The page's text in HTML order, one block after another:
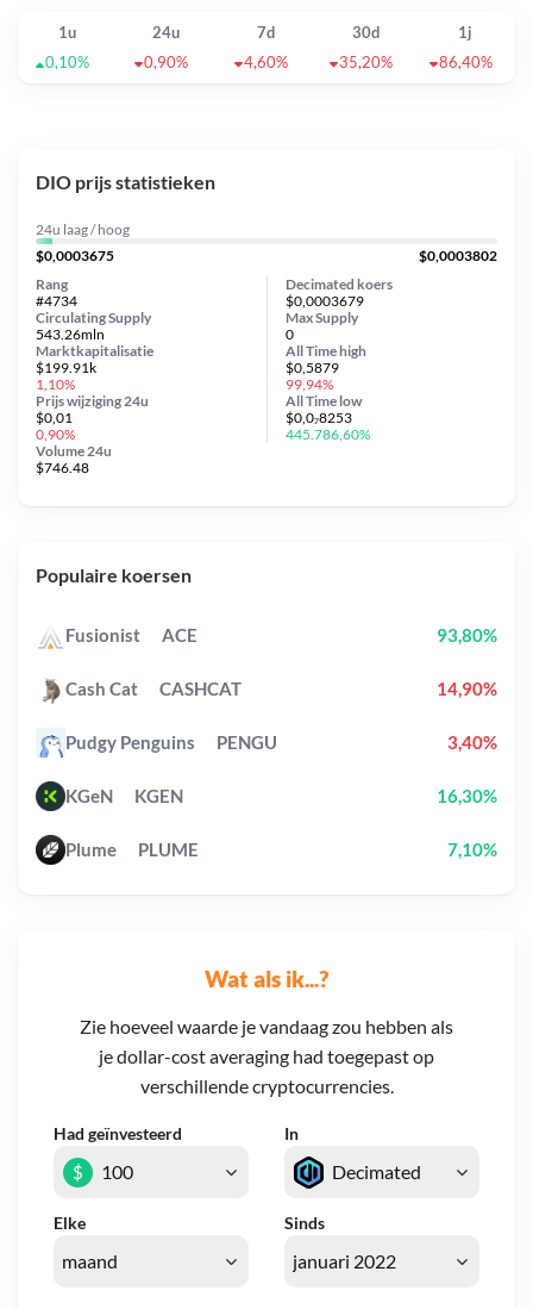
1u 24u 7d 30d
1j
0,10%
0,90% 4,60% 35,20% 86,40%
Wat als ik...?
Zie hoeveel waarde je vandaag zou hebben als
je dollar-cost averaging had toegepast op
verschillende cryptocurrencies.
Had geïnvesteerd In
Elke Sinds
$
DIO prijs statistieken
24u laag / hoog
$0,0003675
$0,0003802
Decimated koers
$0,0003679
Circulating Supply
543.26mln
Prijs wijziging 24u
$0,01
0,90%
Max Supply
0
Marktkapitalisatie
$199.91k
1,10%
Volume 24u
$746.48
Rang
#4734
All Timehigh
$0,5879
99,94%
All Time low
$0,0₇8253
445.786,60%
Populaire koersen
Fusionist ACE 93,80%
Cash Cat CASHCAT 14,90%
Pudgy Penguins PENGU 3,40%
KGeN KGEN 16,30%
Plume PLUME 7,10%